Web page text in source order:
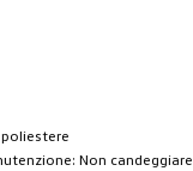
Non candeggiare